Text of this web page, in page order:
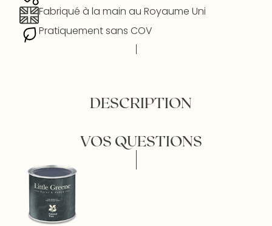
Fabriqué à la main au Royaume Uni
Pratiquement sans COV
DESCRIPTION
VOS QUESTIONS